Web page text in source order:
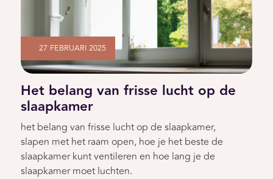
27 FEBRUARI 2025
Het belang van frisse lucht op de
slaapkamer
het belang van frisse lucht op de slaapkamer,
slapen met het raam open, hoe je het beste de
slaapkamer kunt ventileren en hoe lang je de
slaapkamer moet luchten.